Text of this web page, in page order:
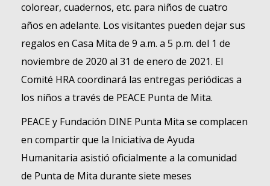
colorear, cuadernos, etc. para niños de cuatro
años en adelante. Los visitantes pueden dejar sus
regalos en Casa Mita de 9 a.m. a 5 p.m. del 1 de
noviembre de 2020 al 31 de enero de 2021. El
Comité HRA coordinará las entregas periódicas a
los niños a través de PEACE Punta de Mita.
PEACE y Fundación DINE Punta Mita se complacen
en compartir que la Iniciativa de Ayuda
Humanitaria asistió oficialmente a la comunidad
de Punta de Mita durante siete meses